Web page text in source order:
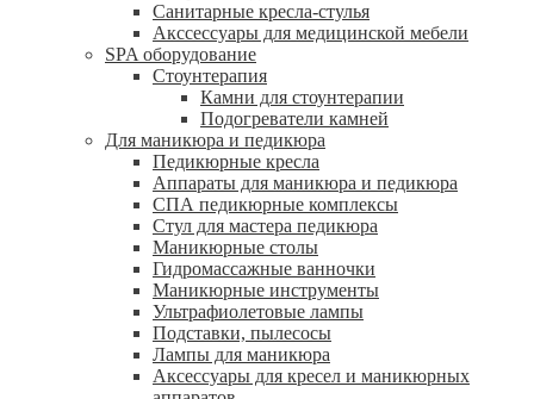
Санитарные кресла-стулья
Акссессуары для медицинской мебели
SPA оборудование
Стоунтерапия
Камни для стоунтерапии
Подогреватели камней
Для маникюра и педикюра
Педикюрные кресла
Аппараты для маникюра и педикюра
СПА педикюрные комплексы
Стул для мастера педикюра
Маникюрные столы
Гидромассажные ванночки
Маникюрные инструменты
Ультрафиолетовые лампы
Подставки, пылесосы
Лампы для маникюра
Аксессуары для кресел и маникюрных